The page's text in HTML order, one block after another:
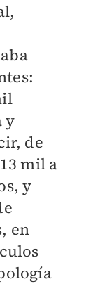
y
de
mil a
y
en